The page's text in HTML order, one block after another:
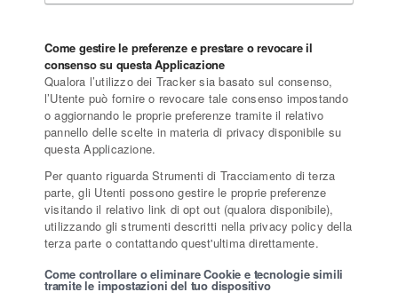
Come gestire le preferenze e prestare o revocare il
consenso su questa Applicazione
Qualora l’utilizzo dei Tracker sia basato sul consenso,
l’Utente può fornire o revocare tale consenso impostando
o aggiornando le proprie preferenze tramite il relativo
pannello delle scelte in materia di privacy disponibile su
questa Applicazione.
Per quanto riguarda Strumenti di Tracciamento di terza
parte, gli Utenti possono gestire le proprie preferenze
visitando il relativo link di opt out (qualora disponibile),
utilizzando gli strumenti descritti nella privacy policy della
terza parte o contattando quest'ultima direttamente.
Come controllare o eliminare Cookie e tecnologie simili
tramite le impostazioni del tuo dispositivo